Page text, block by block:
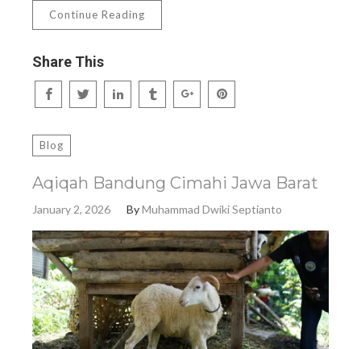
Continue Reading
Share This
Blog
Aqiqah Bandung Cimahi Jawa Barat
January 2, 2026 ByMuhammad Dwiki Septianto